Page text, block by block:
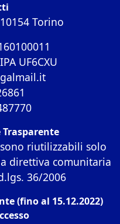
Torino
IPA UF6CXU
riutilizzabili solo
direttiva comunitaria
36/2006
(fino al 15.12.2022)